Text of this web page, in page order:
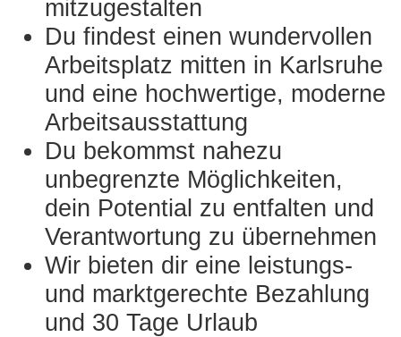
mitzugestalten
Du findest einen wundervollen
Arbeitsplatz mitten in Karlsruhe
und eine hochwertige, moderne
Arbeitsausstattung
Du bekommst nahezu
unbegrenzte Möglichkeiten,
dein Potential zu entfalten und
Verantwortung zu übernehmen
Wir bieten dir eine leistungs-
und marktgerechte Bezahlung
und 30 Tage Urlaub